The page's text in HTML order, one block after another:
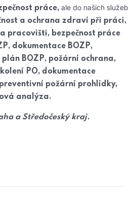
práce, ale do našich služeb
a ochrana zdraví při práci,
pracovišti, bezpečnost práce
dokumentace BOZP,
BOZP, požární ochrana,
PO, dokumentace
požární prohlídky,
analýza.
a Středočeský kraj.